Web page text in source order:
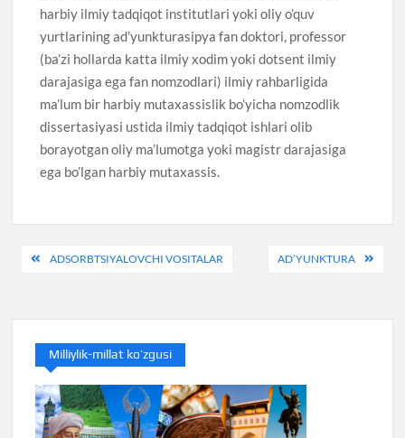
harbiy ilmiy tadqiqot institutlari yoki oliy o’quv
yurtlarining ad’yunkturasipya fan doktori, professor
(ba’zi hollarda katta ilmiy xodim yoki dotsent ilmiy
darajasiga ega fan nomzodlari) ilmiy rahbarligida
ma’lum bir harbiy mutaxassislik bo’yicha nomzodlik
dissertasiyasi ustida ilmiy tadqiqot ishlari olib
borayotgan oliy ma’lumotga yoki magistr darajasiga
ega bo’lgan harbiy mutaxassis.
PostADSORBTSIYALOVCHI VOSITALAR AD’YUNKTURA
Milliylik-millat ko’zgusi